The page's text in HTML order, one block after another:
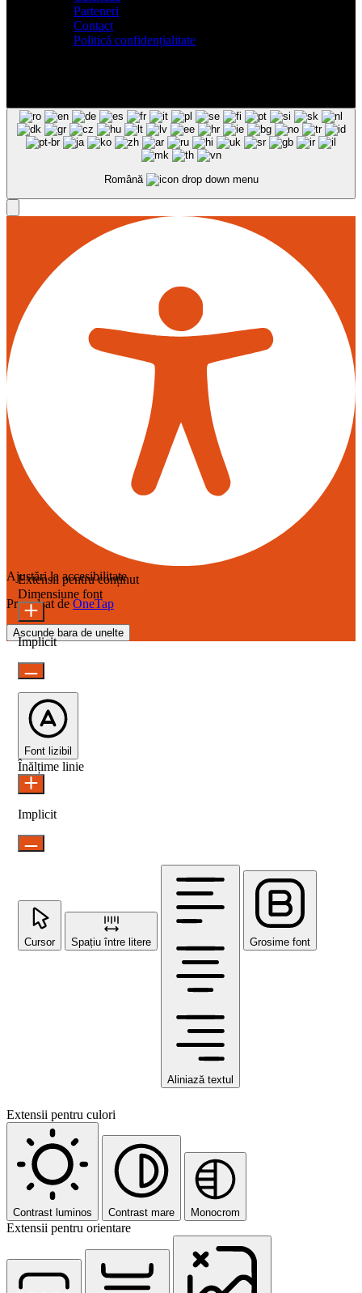
Parteneri
Contact
Politică confidențialitate
Română
Ajustări la accesibilitate
Propulsat de OneTap
Ascunde bara de unelte
Extensii pentru conținut
Dimensiune font
Implicit
Font lizibil
Înălțime linie
Implicit
Cursor Spațiu între litere
Aliniază textul
Grosime font
Extensii pentru culori
Contrast luminos Contrast mare Monocrom
Extensii pentru orientare